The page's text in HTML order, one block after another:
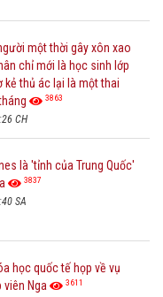
một thời gây xôn xao
chỉ mới là học sinh lớp
kẻ thủ ác lại là một thai
3863
CH
là 'tỉnh của Trung Quốc'
3837
SA
học quốc tế họp về vụ
Nga
3611